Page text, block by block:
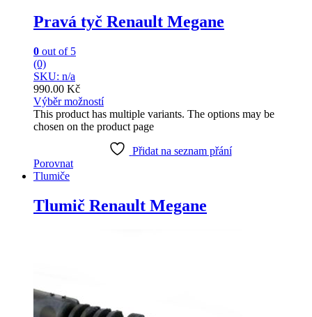
Pravá tyč Renault Megane
0 out of 5
(0)
SKU: n/a
990.00 Kč
Výběr možností
This product has multiple variants. The options may be
chosen on the product page
Přidat na seznam přání
Porovnat
Tlumiče
Tlumič Renault Megane